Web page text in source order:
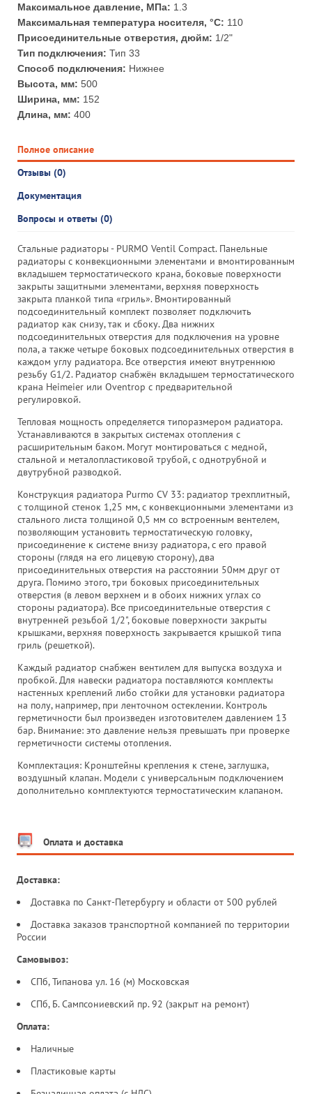
Максимальное давление, МПа: 1.3
Максимальная температура носителя, °С: 110
Присоединительные отверстия, дюйм: 1/2"
Тип подключения: Тип 33
Способ подключения: Нижнее
Высота, мм: 500
Ширина, мм: 152
Длина, мм: 400
Полное описание
Отзывы (0)
Документация
Вопросы и ответы (0)
Стальные радиаторы - PURMO Ventil Compact. Панельные
радиаторы с конвекционными элементами и вмонтированным
вкладышем термостатического крана, боковые поверхности
закрыты защитными элементами, верхняя поверхность
закрыта планкой типа «гриль». Вмонтированный
подсоединительный комплект позволяет подключить
радиатор как снизу, так и сбоку. Два нижних
подсоединительных отверстия для подключения на уровне
пола, а также четыре боковых подсоединительных отверстия в
каждом углу радиатора. Все отверстия имеют внутреннюю
резьбу G1/2. Радиатор снабжён вкладышем термостатического
крана Heimeier или Oventrop с предварительной
регулировкой.
Тепловая мощность определяется типоразмером радиатора.
Устанавливаются в закрытых системах отопления с
расширительным баком. Могут монтироваться с медной,
стальной и металопластиковой трубой, с однотрубной и
двутрубной разводкой.
Конструкция радиатора Purmo CV 33: радиатор трехплитный,
с толщиной стенок 1,25 мм, с конвекционными элементами из
стального листа толщиной 0,5 мм со встроенным вентелем,
позволяющим установить термостатическую головку,
присоединение к системе внизу радиатора, с его правой
стороны (глядя на его лицевую сторону), два
присоединительных отверстия на расстоянии 50мм друг от
друга. Помимо этого, три боковых присоединительных
отверстия (в левом верхнем и в обоих нижних углах со
стороны радиатора). Все присоединительные отверстия с
внутренней резьбой 1/2", боковые поверхности закрыты
крышками, верхняя поверхность закрывается крышкой типа
гриль (решеткой).
Каждый радиатор снабжен вентилем для выпуска воздуха и
пробкой. Для навески радиатора поставляются комплекты
настенных креплений либо стойки для установки радиатора
на полу, например, при ленточном остеклении. Контроль
герметичности был произведен изготовителем давлением 13
бар. Внимание: это давление нельзя превышать при проверке
герметичности системы отопления.
Комплектация: Кронштейны крепления к стене, заглушка,
воздушный клапан. Mодели с универсальным подключением
дополнительно комплектуются термостатическим клапаном.
Оплата и доставка
Доставка:
Доставка по Санкт-Петербургу и области от 500 рублей
Доставка заказов транспортной компанией по территории
России
Самовывоз:
СПб, Типанова ул. 16 (м) Московская
СПб, Б. Сампсониевский пр. 92 (закрыт на ремонт)
Оплата:
Наличные
Пластиковые карты